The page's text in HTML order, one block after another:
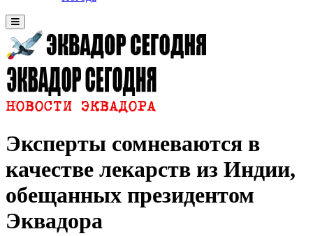
Эксперты сомневаются в
качестве лекарств из Индии,
обещанных президентом
Эквадора